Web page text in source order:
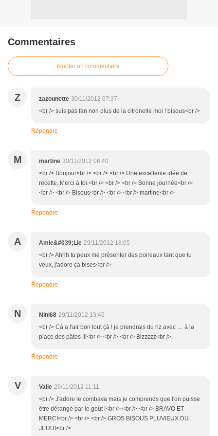
Commentaires
Ajouter un commentaire
Z zazounette 30/11/2012 07:37
<br /> suis pas fan non plus de la citronelle moi ! bisous<br />
Répondre
M martine 30/11/2012 06:40
<br /> Bonjour<br /> <br /> <br /> Une excellente idée de
recette. Merci à toi.<br /> <br /> <br /> Bonne journée<br />
<br /> <br /> Bisous<br /> <br /> <br /> martine<br />
Répondre
A Amie&#039;Lie 29/11/2012 18:05
<br /> Ahhh tu peux me présenter des poireaux tant que tu
veux, j'adore ça bises<br />
Répondre
N Nini68 29/11/2012 13:45
<br /> Cà a l'air bon tout çà ! je prendrais du riz avec .... à la
place des pâtes !!!<br /> <br /> <br /> Bizzzzz<br />
Répondre
V Valie 29/11/2012 11:11
<br /> J'adore le combava mais je comprends que l'on puisse
être dérangé par le goût !<br /> <br /> <br /> BRAVO ET
MERCI<br /> <br /> <br /> GROS BISOUS PLUVIEUX DU
JEUDI<br />